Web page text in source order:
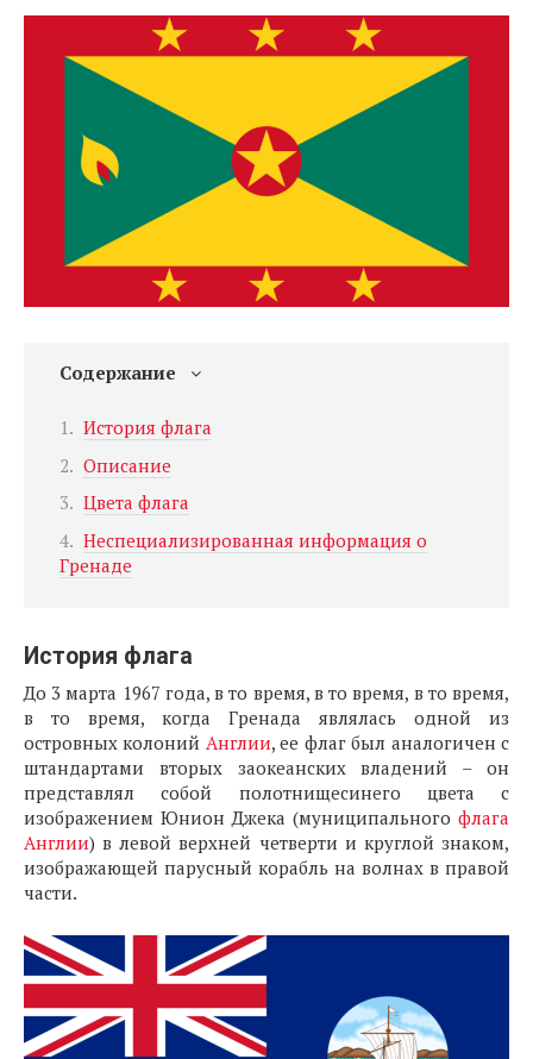
Содержание
История флага
Описание
Цвета флага
Неспециализированная информация о
Гренаде
История флага
До 3 марта 1967 года, в то время, в то время, в то время,
в то время, когда Гренада являлась одной из
островных колоний Англии, ее флаг был аналогичен с
штандартами вторых заокеанских владений – он
представлял собой полотнищесинего цвета с
изображением Юнион Джека (муниципального флага
Англии) в левой верхней четверти и круглой знаком,
изображающей парусный корабль на волнах в правой
части.